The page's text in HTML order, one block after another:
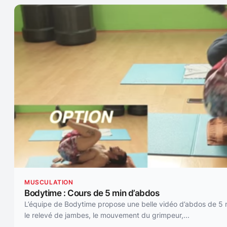
MUSCULATION
Bodytime : Cours de 5 min d’abdos
L’équipe de Bodytime propose une belle vidéo d’abdos de
le relevé de jambes, le mouvement du grimpeur,...